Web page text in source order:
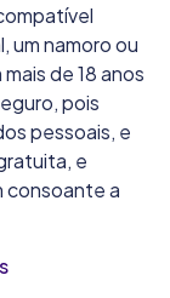
um namoro ou
de 18 anos
pois
pessoais, e
e
consoante a